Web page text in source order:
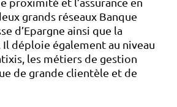
grands réseaux Banque
d’Epargne ainsi que la
Il déploie également au niveau
les métiers de gestion
de grande clientèle et de